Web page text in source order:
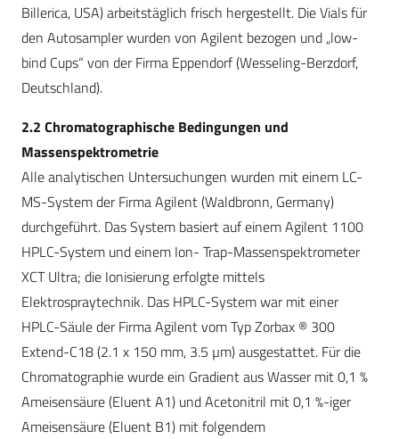
Billerica, USA) arbeitstäglich frisch hergestellt. Die Vials für
den Autosampler wurden von Agilent bezogen und „low-
bind Cups“ von der Firma Eppendorf (Wesseling-Berzdorf,
Deutschland).
2.2 Chromatographische Bedingungen und
Massenspektrometrie
Alle analytischen Untersuchungen wurden mit einem LC-
MS-System der Firma Agilent (Waldbronn, Germany)
durchgeführt. Das System basiert auf einem Agilent 1100
HPLC-System und einem Ion- Trap-Massenspektrometer
XCT Ultra; die Ionisierung erfolgte mittels
Elektrospraytechnik. Das HPLC-System war mit einer
HPLC-Säule der Firma Agilent vom Typ Zorbax ® 300
Extend-C18 (2.1 x 150 mm, 3.5 µm) ausgestattet. Für die
Chromatographie wurde ein Gradient aus Wasser mit 0,1 %
Ameisensäure (Eluent A1) und Acetonitril mit 0,1 %-iger
Ameisensäure (Eluent B1) mit folgendem